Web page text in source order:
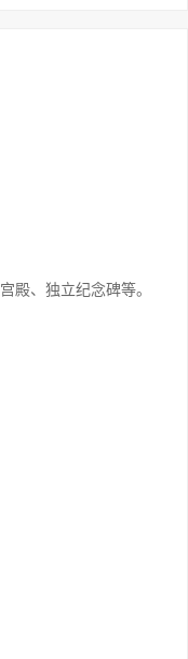
殿、独立纪念碑等。